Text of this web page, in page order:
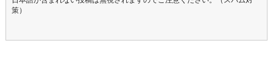
策）